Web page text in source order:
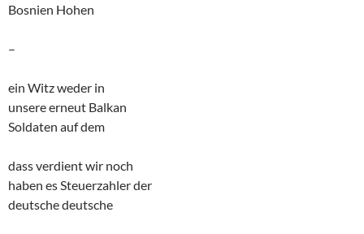
Bosnien Hohen
–
ein Witz weder in
unsere erneut Balkan
Soldaten auf dem
dass verdient wir noch
haben es Steuerzahler der
deutsche deutsche